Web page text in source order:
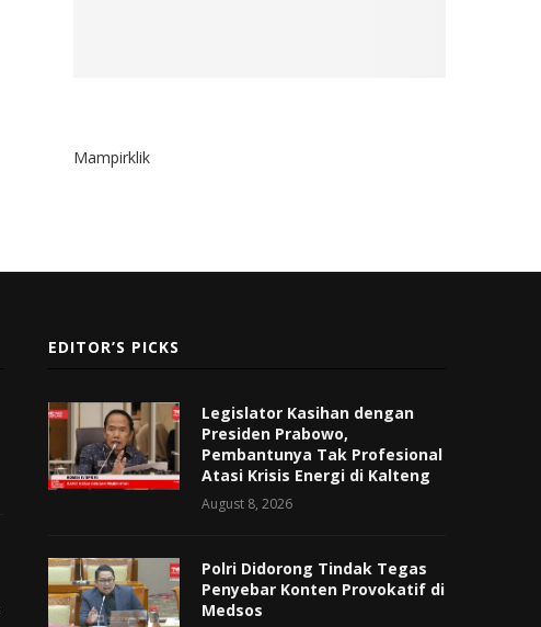
Mampirklik
EDITOR’S PICKS
Legislator Kasihan dengan
Presiden Prabowo,
Pembantunya Tak Profesional
Atasi Krisis Energi di Kalteng
August 8, 2026
Polri Didorong Tindak Tegas
Penyebar Konten Provokatif di
Medsos